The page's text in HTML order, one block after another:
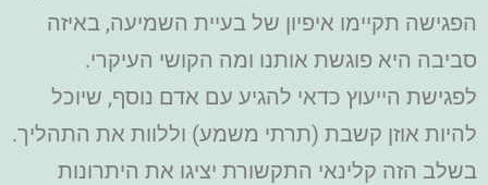
הפגישה תקיימו איפיון של בעיית השמיעה, באיזה
סביבה היא פוגשת אותנו ומה הקושי העיקרי.
לפגישת הייעוץ כדאי להגיע עם אדם נוסף, שיוכל
להיות אוזן קשבת (תרתי משמע) וללוות את התהליך.
בשלב הזה קלינאי התקשורת יציגו את היתרונות